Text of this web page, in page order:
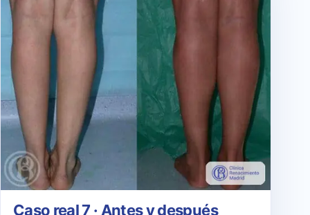
Caso real 7 · Antes y después